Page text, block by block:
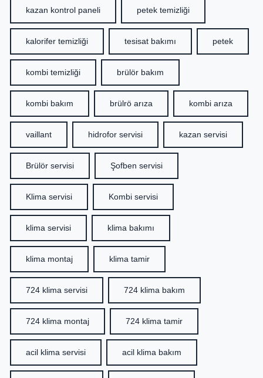
kazan kontrol paneli petek temizliği
kalorifer temizliği tesisat bakımı petek
kombi temizliği brülör bakım
kombi bakım brülrö arıza kombi arıza
vaillant hidrofor servisi kazan servisi
Brülör servisi Şofben servisi
Klima servisi Kombi servisi
klima servisi klima bakımı
klima montaj klima tamir
724 klima servisi 724 klima bakım
724 klima montaj 724 klima tamir
acil klima servisi acil klima bakım